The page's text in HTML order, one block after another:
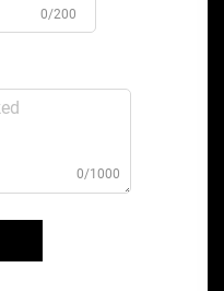
0/200
0/1000